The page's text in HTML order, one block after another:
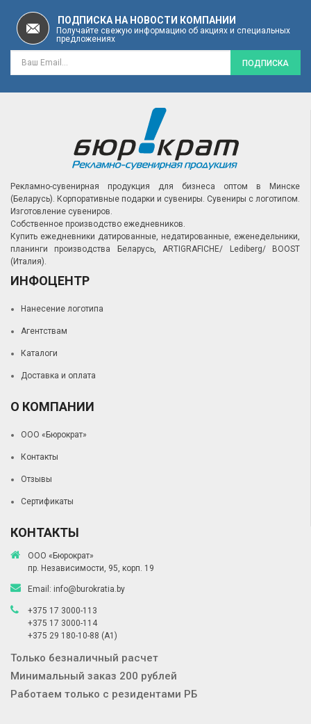
ПОДПИСКА НА НОВОСТИ КОМПАНИИ
Получайте свежую информацию об акциях и специальных
предложениях
ПОДПИСКА
Рекламно-сувенирная продукция для бизнеса оптом в Минске
(Беларусь). Корпоративные подарки и сувениры. Сувениры с логотипом.
Изготовление сувениров.
Собственное производство ежедневников.
Купить ежедневники датированные, недатированные, еженедельники,
планинги производства Беларусь, ARTIGRAFICHE/ Lediberg/ BOOST
(Италия).
ИНФОЦЕНТР
Нанесение логотипа
Агентствам
Каталоги
Доставка и оплата
О КОМПАНИИ
ООО «Бюрократ»
Контакты
Отзывы
Сертификаты
КОНТАКТЫ
ООО «Бюрократ»
пр. Независимости, 95, корп. 19
Email: info@burokratia.by
+375 17 3000-113
+375 17 3000-114
+375 29 180-10-88 (A1)
Только безналичный расчет
Минимальный заказ 200 рублей
Работаем только с резидентами РБ